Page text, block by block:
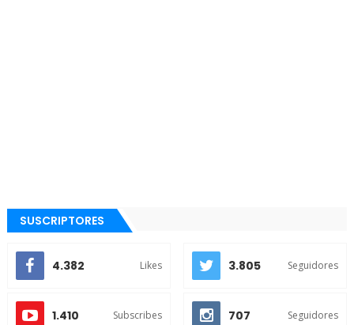
SUSCRIPTORES
4.382 Likes 3.805 Seguidores
1.410 Subscribes 707 Seguidores